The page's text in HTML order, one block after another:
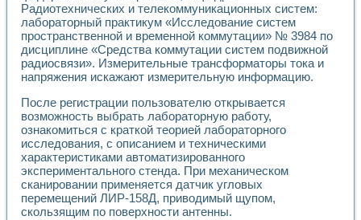
Универсальный стенд для исследования электрических
Лабораторные практикумы по информационно-
Виртуальный измеритель частотных характеристик на
Лабораторный практикум по основам теории Коммутации
Разработка виртуальной лабораторной работы
Виртуальные практикумы по электротехнике в среде
Из опыта внедрения в рамках национального проекта
Исследование эффективности решателей
Опыт разработки LabVIEW лабораторных практикумов
Проблемы повышения качества образования и
Развитие LabVIEW лабораторного практикума по
Разработка виртуальной лаборатории по электротехнике
Усовершенствованные алгоритмы частотного анализа
Об опыте работы учебного центра «Технологии
Радиотехнических и телекоммуникационных систем:
лабораторный практикум «Исследование систем
пространственной и временной коммутации» № 3984 по
дисциплине «Средства коммутации систем подвижной
радиосвязи». Измерительные трансформаторы тока и
напряжения искажают измерительную информацию.
После регистрации пользователю открывается
возможность выбрать лабораторную работу,
ознакомиться с краткой теорией лабораторного
исследования, с описанием и техническими
характеристиками автоматизированного
экспериментального стенда. При механическом
сканировании применяется датчик угловых
перемещений ЛИР-158Д, приводимый щупом,
скользящим по поверхности антенны.